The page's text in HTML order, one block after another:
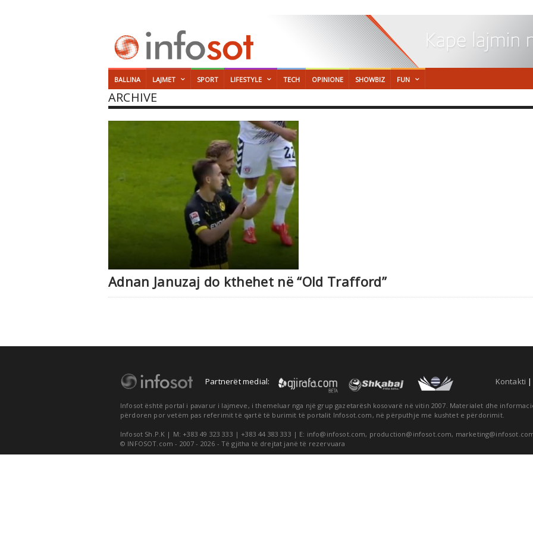
BALLINA LAJMET SPORT LIFESTYLE TECH OPINIONE SHOWBIZ FUN
ARCHIVE
Adnan Januzaj do kthehet në “Old Trafford”
Partnerët medial: Kontakti
Infosot është portal i pavarur i lajmeve, i themeluar nga një grup gazetarësh kosovarë në vitin 2007. Materialet dhe
përdoren por vetëm pas referimit të qartë të burimit të portalit Infosot.com, në përputhje me kushtet e përdorimit.
Infosot Sh.P.K | M: +383 49 323 333 | +383 44 383 333 | E: info@infosot.com, production@infosot.com,
© INFOSOT.com - 2007 - 2026 - Të gjitha të drejtat janë të rezervuara